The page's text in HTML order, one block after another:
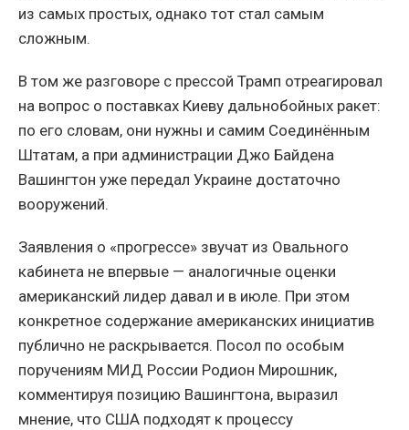
из самых простых, однако тот стал самым
сложным.
В том же разговоре с прессой Трамп отреагировал
на вопрос о поставках Киеву дальнобойных ракет:
по его словам, они нужны и самим Соединённым
Штатам, а при администрации Джо Байдена
Вашингтон уже передал Украине достаточно
вооружений.
Заявления о «прогрессе» звучат из Овального
кабинета не впервые — аналогичные оценки
американский лидер давал и в июле. При этом
конкретное содержание американских инициатив
публично не раскрывается. Посол по особым
поручениям МИД России Родион Мирошник,
комментируя позицию Вашингтона, выразил
мнение, что США подходят к процессу